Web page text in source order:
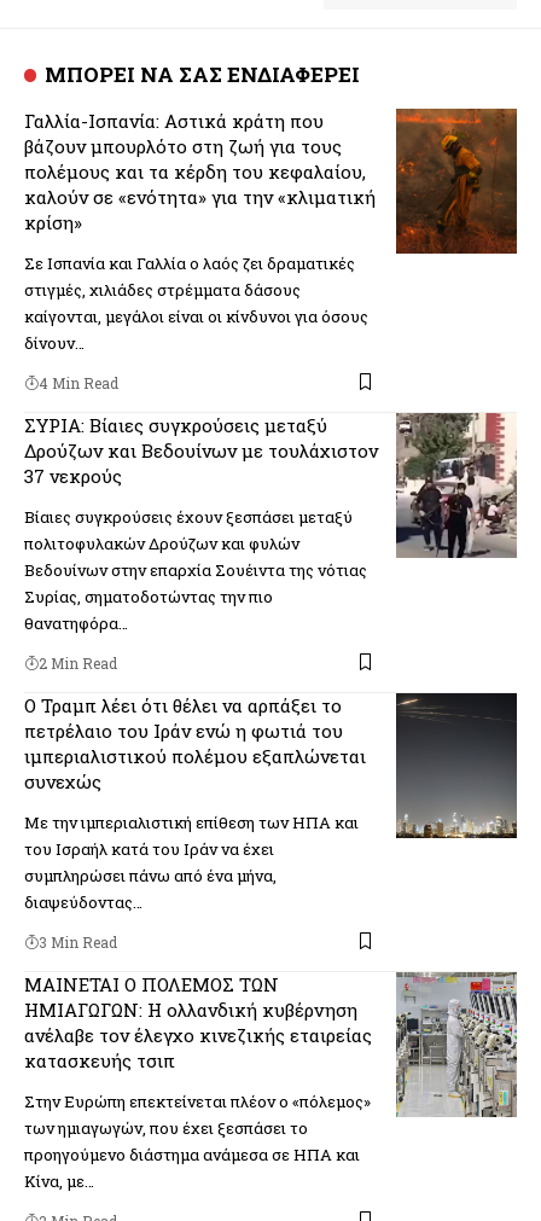
ΜΠΟΡΕΙ ΝΑ ΣΑΣ ΕΝΔΙΑΦΕΡΕΙ
Γαλλία-Ισπανία: Αστικά κράτη που
βάζουν μπουρλότο στη ζωή για τους
πολέμους και τα κέρδη του κεφαλαίου,
καλούν σε «ενότητα» για την «κλιματική
κρίση»
Σε Ισπανία και Γαλλία ο λαός ζει δραματικές
στιγμές, χιλιάδες στρέμματα δάσους
καίγονται, μεγάλοι είναι οι κίνδυνοι για όσους
δίνουν…
4 Min Read
ΣΥΡΙΑ: Βίαιες συγκρούσεις μεταξύ
Δρούζων και Βεδουίνων με τουλάχιστον
37 νεκρούς
Βίαιες συγκρούσεις έχουν ξεσπάσει μεταξύ
πολιτοφυλακών Δρούζων και φυλών
Βεδουίνων στην επαρχία Σουέιντα της νότιας
Συρίας, σηματοδοτώντας την πιο
θανατηφόρα…
2 Min Read
Ο Τραμπ λέει ότι θέλει να αρπάξει το
πετρέλαιο του Ιράν ενώ η φωτιά του
ιμπεριαλιστικού πολέμου εξαπλώνεται
συνεχώς
Με την ιμπεριαλιστική επίθεση των ΗΠΑ και
του Ισραήλ κατά του Ιράν να έχει
συμπληρώσει πάνω από ένα μήνα,
διαψεύδοντας…
3 Min Read
ΜΑΙΝΕΤΑΙ Ο ΠΟΛΕΜΟΣ ΤΩΝ
ΗΜΙΑΓΩΓΩΝ: Η ολλανδική κυβέρνηση
ανέλαβε τον έλεγχο κινεζικής εταιρείας
κατασκευής τσιπ
Στην Ευρώπη επεκτείνεται πλέον ο «πόλεμος»
των ημιαγωγών, που έχει ξεσπάσει το
προηγούμενο διάστημα ανάμεσα σε ΗΠΑ και
Κίνα, με…